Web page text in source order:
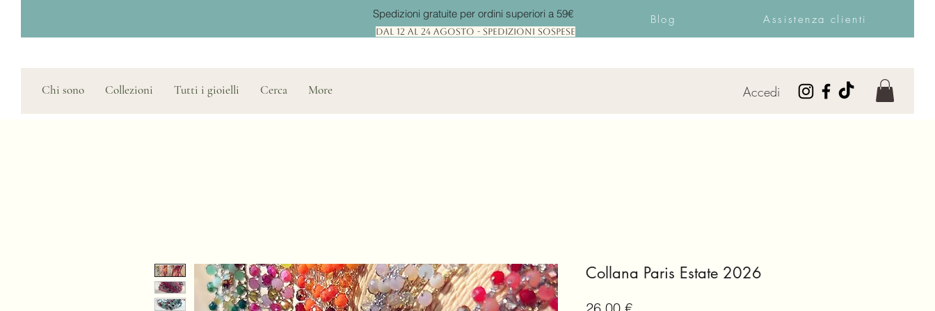
Blog Assistenza clienti
Spedizioni gratuite per ordini superiori a 59€
Dal 12 al 24 Agosto - Spedizioni Sospese
Chi sono Collezioni Tutti i gioielli Cerca More Accedi
Collana Paris Estate 2026
Prezzo